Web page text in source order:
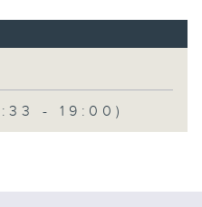
- 19:00)